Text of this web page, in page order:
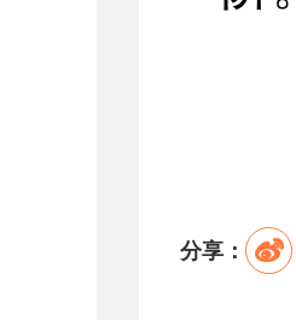
分享：